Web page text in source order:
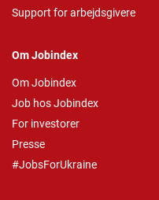
Support for arbejdsgivere
Om Jobindex
Om Jobindex
Job hos Jobindex
For investorer
Presse
#JobsForUkraine